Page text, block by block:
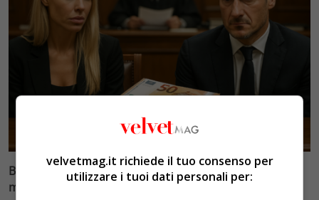
Blasi vs Totti: il giudice riduce l’assegno di
mantenimento a 10.900 euro
velvetmag.it richiede il tuo consenso per
utilizzare i tuoi dati personali per: